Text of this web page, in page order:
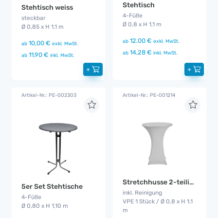
Stehtisch weiss
steckbar
Ø 0,85 x H 1,1 m
ab 10,00 € exkl. MwSt.
ab 11,90 € inkl. MwSt.
+
Stehtisch
4-Füße
Ø 0,8 x H 1,1 m
ab 12,00 € exkl. MwSt.
ab 14,28 € inkl. MwSt.
+
Artikel-Nr.: PE-002303
5er Set Stehtische
4-Füße
Ø 0,80 x H 1,10 m
Artikel-Nr.: PE-001214
Stretchhusse 2-teilig weiß
inkl. Reinigung
VPE 1 Stück / Ø 0,8 x H 1,1
m